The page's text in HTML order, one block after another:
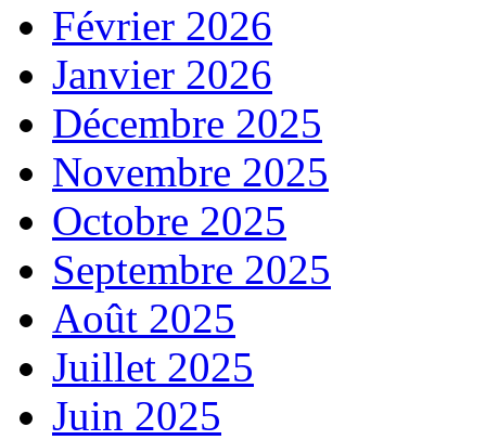
Février 2026
Janvier 2026
Décembre 2025
Novembre 2025
Octobre 2025
Septembre 2025
Août 2025
Juillet 2025
Juin 2025